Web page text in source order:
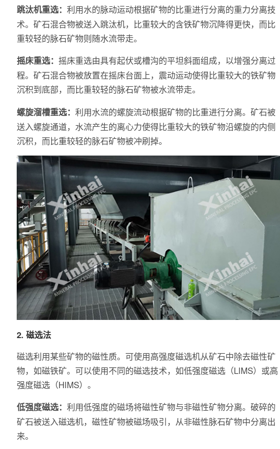
跳汰机重选： 利用水的脉动运动根据矿物的比重进行分离的重力分离技
术。矿石混合物被送入跳汰机，比重较大的含铁矿物沉降得更快，而比
重较轻的脉石矿物则随水流带走。
摇床重选： 摇床重选由具有起伏或槽沟的平坦斜面组成，以增强分离过
程。矿石混合物被放置在摇床台面上，震动运动使得比重较大的铁矿物
沉积到底部，而比重较轻的脉石矿物被水流带走。
螺旋溜槽重选： 利用水流的螺旋流动根据矿物的比重进行分离。矿石被
送入螺旋通道，水流产生的离心力使得比重较大的铁矿物沿螺旋的内侧
沉积，而比重较轻的脉石矿物被冲刷掉。
2. 磁选法
磁选利用某些矿物的磁性质。可使用高强度磁选机从矿石中除去磁性矿
物，如磁铁矿。可以使用不同的磁选技术，如低强度磁选（LIMS）或高
强度磁选（HIMS）。
低强度磁选： 利用低强度的磁场将磁性矿物与非磁性矿物分离。破碎的
矿石被送入磁选机，磁性矿物被磁场吸引，从非磁性脉石矿物中分离出
来。